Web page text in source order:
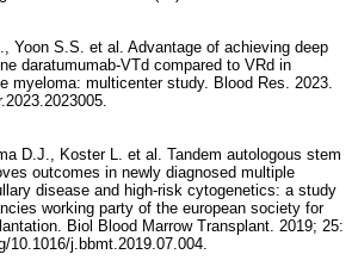
Yoon S.S. et al. Advantage of achieving deep
daratumumab-VTd compared to VRd in
myeloma: multicenter study. Blood Res. 2023.
D.J., Koster L. et al. Tandem autologous stem
outcomes in newly diagnosed multiple
disease and high-risk cytogenetics: a study
working party of the european society for
Biol Blood Marrow Transplant. 2019; 25:
10.1016/j.bbmt.2019.07.004.